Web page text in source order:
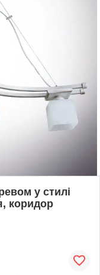
у стилі
коридор